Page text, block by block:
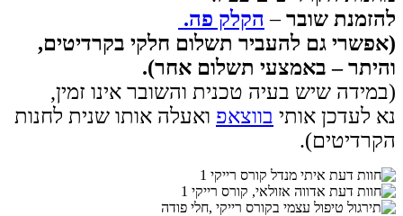
להזמנת שובר– הקלק פה.
(אפשרי גם להעביר תשלום חלקי בקרדיטים,
והיתר – באמצעי תשלום אחר).
(במידה שיש בעיה טכנית והשובר אינו זמין,
נא לעדכן אותי בווצאפ ואעלה אותו שנית לחנות
הקרדיטים).